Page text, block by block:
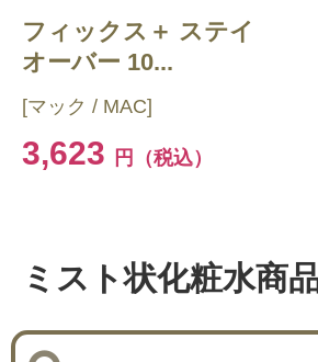
フィックス＋ ステイ
オーバー 10...
[マック / MAC]
3,623 円（税込）
ミスト状化粧水商